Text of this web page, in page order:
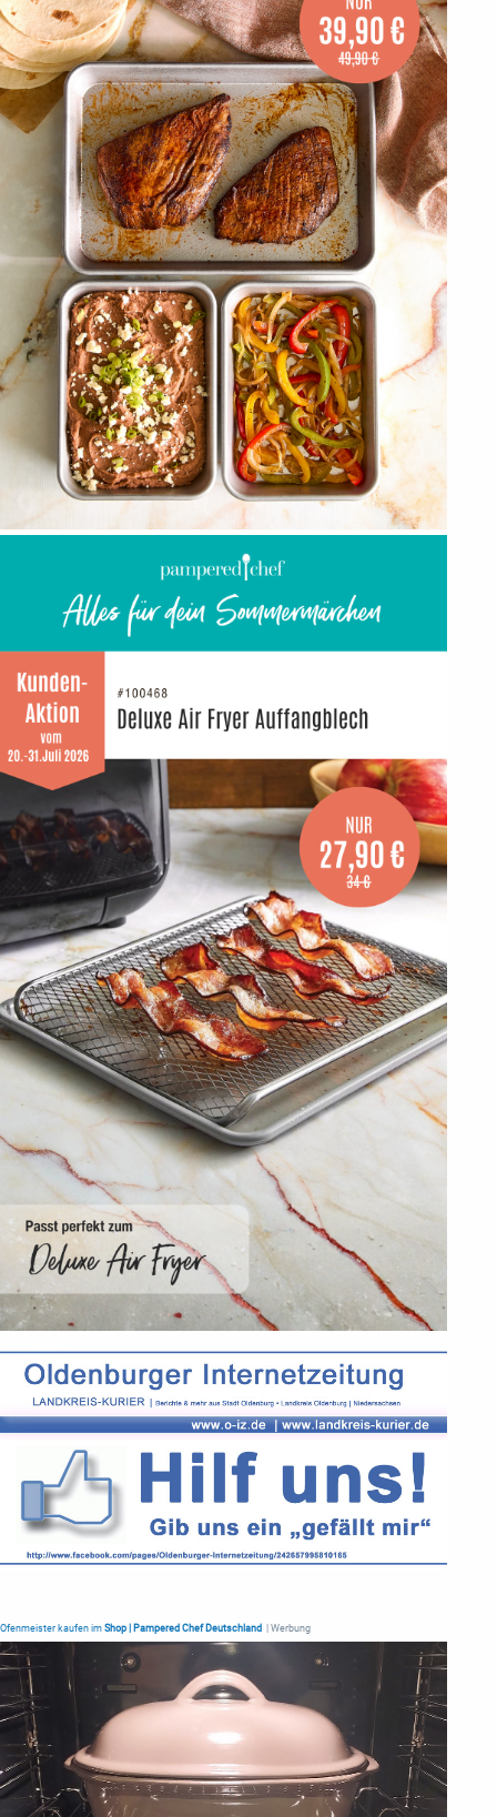
Ofenmeister kaufen im Shop | Pampered Chef Deutschland | Werbung